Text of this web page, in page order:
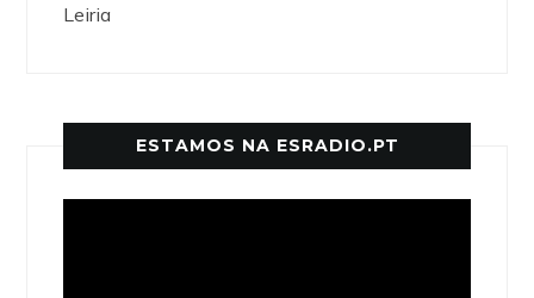
Leiria
ESTAMOS NA ESRADIO.PT